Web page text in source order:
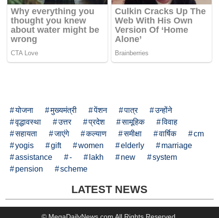
योजना मुख्यमंत्री पेंशन पात्र
उन्होंने
वृद्धावस्था
उत्तर प्रदेश सामूहिक
विवाह
सहायता
जाएंगे कल्याण समीक्षा वार्षिक
cm
yogis
gift women elderly
marriage
assistance
- lakh new
system
pension
scheme
LATEST NEWS